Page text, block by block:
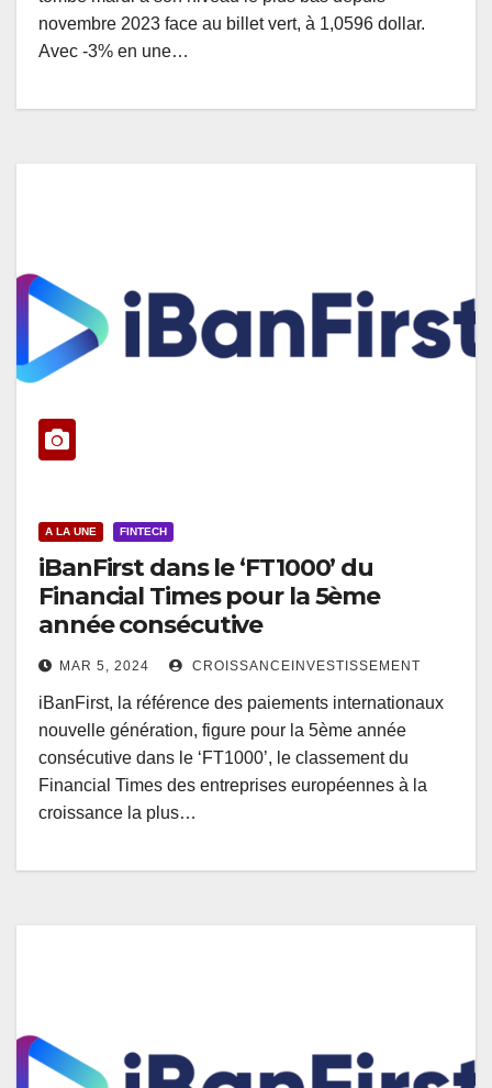
novembre 2023 face au billet vert, à 1,0596 dollar.
Avec -3% en une…
A LA UNE FINTECH
iBanFirst dans le ‘FT1000’ du
Financial Times pour la 5ème
année consécutive
MAR 5, 2024 CROISSANCEINVESTISSEMENT
iBanFirst, la référence des paiements internationaux
nouvelle génération, figure pour la 5ème année
consécutive dans le ‘FT1000’, le classement du
Financial Times des entreprises européennes à la
croissance la plus…